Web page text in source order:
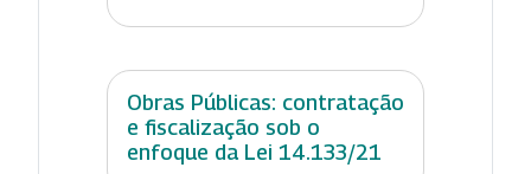
Obras Públicas: contratação
e fiscalização sob o
enfoque da Lei 14.133/21